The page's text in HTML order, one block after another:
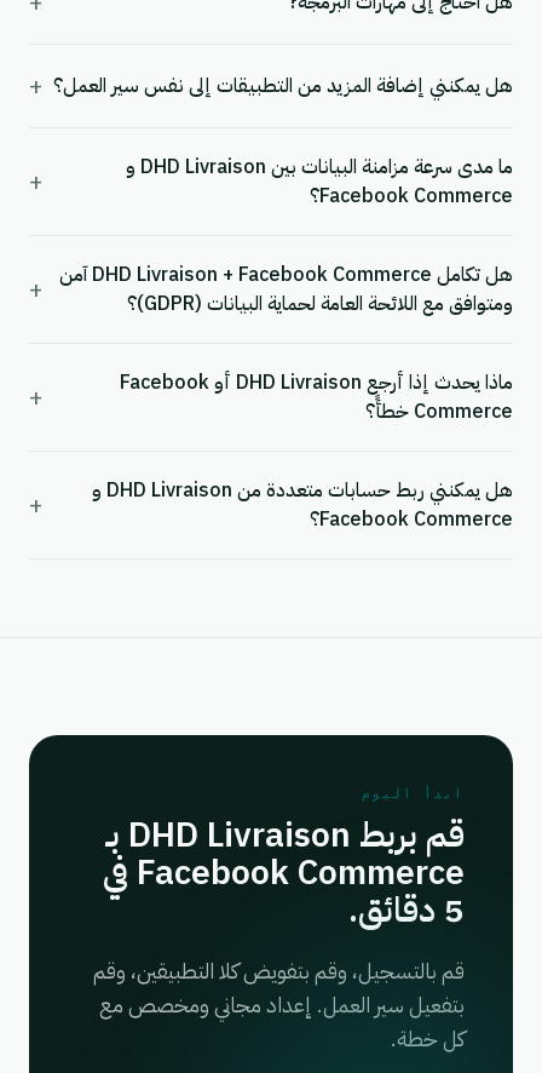
هل يمكنني إضافة المزيد من التطبيقات إلى نفس سير العمل؟ +
ما مدى سرعة مزامنة البيانات بين DHD Livraison و
Facebook Commerce؟
+
هل تكامل DHD Livraison + Facebook Commerce آمن
ومتوافق مع اللائحة العامة لحماية البيانات (GDPR)؟
+
ماذا يحدث إذا أرجع DHD Livraison أو Facebook
Commerce خطأً؟
+
هل يمكنني ربط حسابات متعددة من DHD Livraison و
Facebook Commerce؟
+
ابدأ اليوم
قم بربط DHD Livraison بـ
Facebook Commerce في
5 دقائق.
قم بالتسجيل، وقم بتفويض كلا التطبيقين، وقم
بتفعيل سير العمل. إعداد مجاني ومخصص مع
كل خطة.